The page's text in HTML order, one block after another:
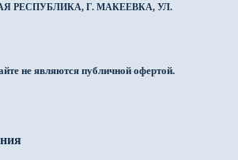
РЕСПУБЛИКА, Г. МАКЕЕВКА, УЛ.
не являются публичной офертой.